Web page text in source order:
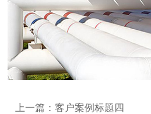
上一篇：客户案例标题四